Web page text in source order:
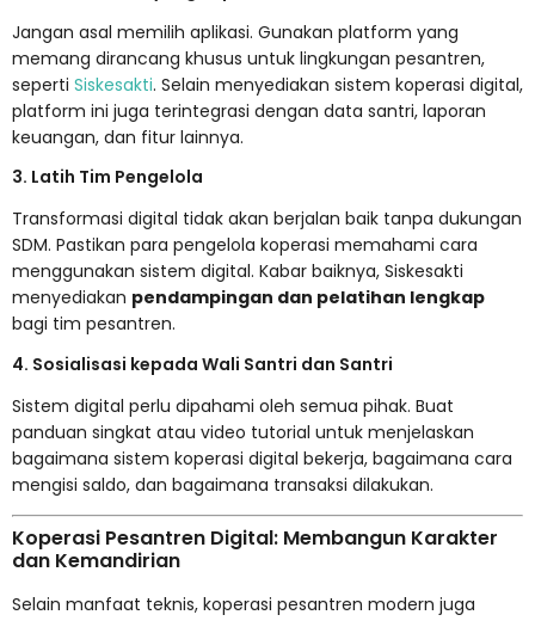
Jangan asal memilih aplikasi. Gunakan platform yang
memang dirancang khusus untuk lingkungan pesantren,
seperti Siskesakti. Selain menyediakan sistem koperasi digital,
platform ini juga terintegrasi dengan data santri, laporan
keuangan, dan fitur lainnya.
3. Latih Tim Pengelola
Transformasi digital tidak akan berjalan baik tanpa dukungan
SDM. Pastikan para pengelola koperasi memahami cara
menggunakan sistem digital. Kabar baiknya, Siskesakti
menyediakan pendampingan dan pelatihan lengkap
bagi tim pesantren.
4. Sosialisasi kepada Wali Santri dan Santri
Sistem digital perlu dipahami oleh semua pihak. Buat
panduan singkat atau video tutorial untuk menjelaskan
bagaimana sistem koperasi digital bekerja, bagaimana cara
mengisi saldo, dan bagaimana transaksi dilakukan.
Koperasi Pesantren Digital: Membangun Karakter
dan Kemandirian
Selain manfaat teknis, koperasi pesantren modern juga